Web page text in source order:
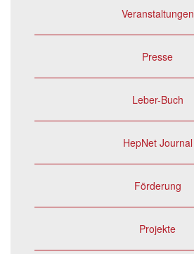
Veranstaltungen
Presse
Leber-Buch
HepNet Journal
Förderung
Projekte